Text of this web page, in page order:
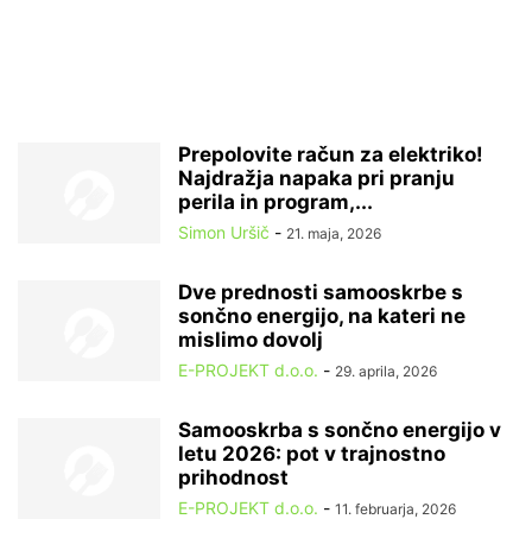
Prepolovite račun za elektriko!
Najdražja napaka pri pranju
perila in program,...
Simon Uršič - 21. maja, 2026
Dve prednosti samooskrbe s
sončno energijo, na kateri ne
mislimo dovolj
E-PROJEKT d.o.o. - 29. aprila, 2026
Samooskrba s sončno energijo v
letu 2026: pot v trajnostno
prihodnost
E-PROJEKT d.o.o. - 11. februarja, 2026